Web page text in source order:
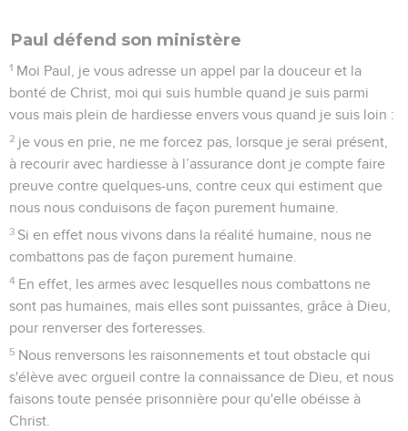
Paul défend son ministère
1 Moi Paul, je vous adresse un appel par la douceur et la
bonté de Christ, moi qui suis humble quand je suis parmi
vous mais plein de hardiesse envers vous quand je suis loin :
2 je vous en prie, ne me forcez pas, lorsque je serai présent,
à recourir avec hardiesse à l’assurance dont je compte faire
preuve contre quelques-uns, contre ceux qui estiment que
nous nous conduisons de façon purement humaine.
3 Si en effet nous vivons dans la réalité humaine, nous ne
combattons pas de façon purement humaine.
4 En effet, les armes avec lesquelles nous combattons ne
sont pas humaines, mais elles sont puissantes, grâce à Dieu,
pour renverser des forteresses.
5 Nous renversons les raisonnements et tout obstacle qui
s'élève avec orgueil contre la connaissance de Dieu, et nous
faisons toute pensée prisonnière pour qu'elle obéisse à
Christ.